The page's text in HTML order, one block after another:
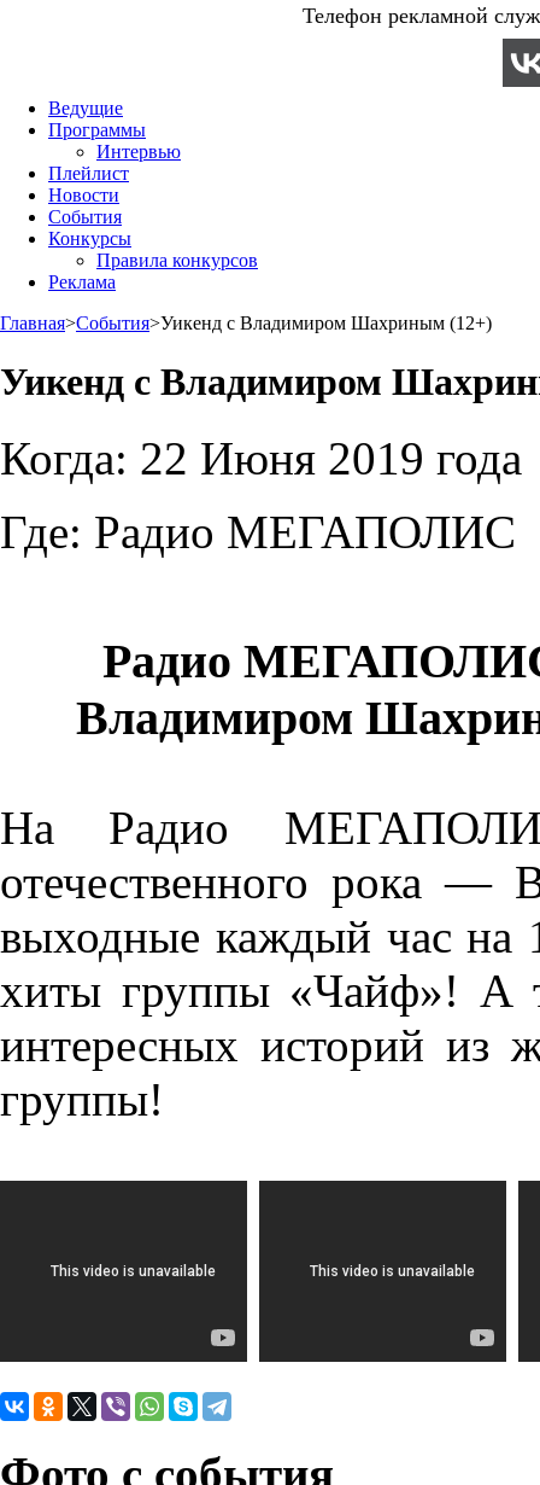
Телефон рекламной
Ведущие
Программы
Интервью
Плейлист
Новости
События
Конкурсы
Правила конкурсов
Реклама
Главная>События>Уикенд с Владимиром Шахриным (12+)
Уикенд с Владимиром
Когда: 22 Июня 2019 года
Где: Радио МЕГАПОЛИС
Радио МЕГАПОЛИС
Владимиром
На Радио
отечественного рока
выходные каждый час на
хиты группы «Чайф»! А
интересных историй из
группы!
Фото с события